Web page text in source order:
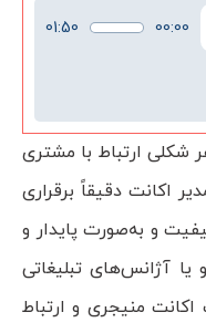
00:00
01:50
شکلی ارتباط با مشتری
دقیقاً برقراری
و به‌صورت پایدار و
آژانس‌های تبلیغاتی
منیجری و ارتباط